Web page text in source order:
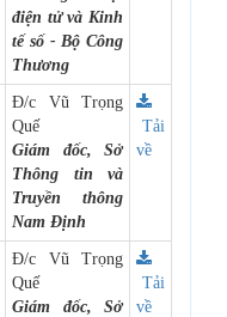
điện tử và Kinh
tế số - Bộ Công
Thương
Đ/c Vũ Trọng
Quế
Giám đốc, Sở
Thông tin và
Truyền thông
Nam Định
Tải
về
Đ/c Vũ Trọng
Quế
Giám đốc, Sở
Tải
về